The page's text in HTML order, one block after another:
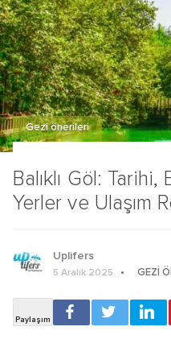
Balıklı Göl:
Yerler ve Ulaşım
Gezi önerileri
Uplifers
5 Aralık 2025 GEZI